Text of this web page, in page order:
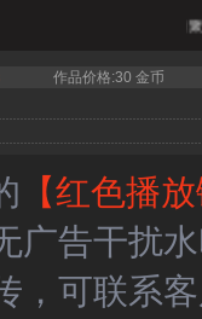
：经典咏流传 阿云嘎 - 相聚
作品价格:30 金币
【红色播
广告干扰
，可联系